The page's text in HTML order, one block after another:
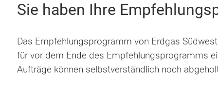
Sie haben Ihre
Das Empfehlungsprogramm von Erdgas
für vor dem Ende des Empfehlungsprogramms
Aufträge können selbstverständlich noch